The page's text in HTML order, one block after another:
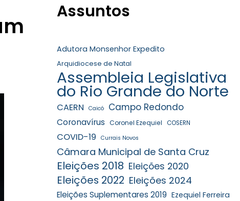
Assuntos
Adutora Monsenhor Expedito
Arquidiocese de Natal
Assembleia Legislativa
do Rio Grande do Norte
CAERN Caicó Campo Redondo
Coronavírus Coronel Ezequiel COSERN
COVID-19 Currais Novos
Câmara Municipal de Santa Cruz
Eleições 2018 Eleições 2020
Eleições 2022 Eleições 2024
Eleições Suplementares 2019 Ezequiel Ferreira